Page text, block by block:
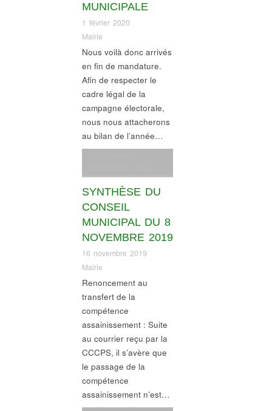
MUNICIPALE
1 février 2020
Mairie
Nous voilà donc arrivés
en fin de mandature.
Afin de respecter le
cadre légal de la
campagne électorale,
nous nous attacherons
au bilan de l’année…
SYNTHÈSE DU
CONSEIL
MUNICIPAL DU 8
NOVEMBRE 2019
16 novembre 2019
Mairie
Ordre du jour conseil
municipal
Renoncement au
transfert de la
compétence
assainissement : Suite
au courrier reçu par la
CCCPS, il s’avère que
le passage de la
compétence
assainissement n’est…